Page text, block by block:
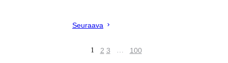
Seuraava
1 2 3 … 100